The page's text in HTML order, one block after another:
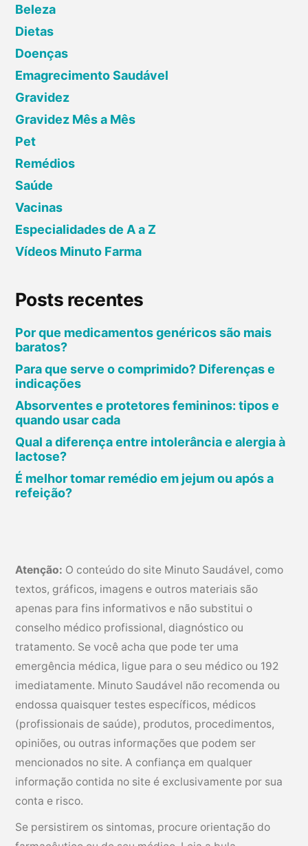
Beleza
Dietas
Doenças
Emagrecimento Saudável
Gravidez
Gravidez Mês a Mês
Pet
Remédios
Saúde
Vacinas
Especialidades de A a Z
Vídeos Minuto Farma
Posts recentes
Por que medicamentos genéricos são mais
baratos?
Para que serve o comprimido? Diferenças e
indicações
Absorventes e protetores femininos: tipos e
quando usar cada
Qual a diferença entre intolerância e alergia à
lactose?
É melhor tomar remédio em jejum ou após a
refeição?
Atenção: O conteúdo do site Minuto Saudável, como
textos, gráficos, imagens e outros materiais são
apenas para fins informativos e não substitui o
conselho médico profissional, diagnóstico ou
tratamento. Se você acha que pode ter uma
emergência médica, ligue para o seu médico ou 192
imediatamente. Minuto Saudável não recomenda ou
endossa quaisquer testes específicos, médicos
(profissionais de saúde), produtos, procedimentos,
opiniões, ou outras informações que podem ser
mencionados no site. A confiança em qualquer
informação contida no site é exclusivamente por sua
conta e risco.
Se persistirem os sintomas, procure orientação do